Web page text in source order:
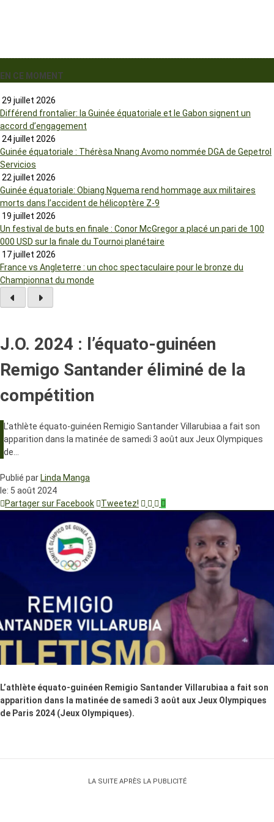
EN CE MOMENT
29 juillet 2026
Différend frontalier: la Guinée équatoriale et le Gabon signent un
accord d’engagement
24 juillet 2026
Guinée équatoriale : Thérèsa Nnang Avomo nommée DGA de Gepetrol
Servicios
22 juillet 2026
Guinée équatoriale: Obiang Nguema rend hommage aux militaires
morts dans l’accident de hélicoptère Z-9
19 juillet 2026
Un festival de buts en finale : Conor McGregor a placé un pari de 100
000 USD sur la finale du Tournoi planétaire
17 juillet 2026
France vs Angleterre : un choc spectaculaire pour le bronze du
Championnat du monde
J.O. 2024 : l’équato-guinéen
Remigo Santander éliminé de la
compétition
L'athlète équato-guinéen Remigio Santander Villarubiaa a fait son
apparition dans la matinée de samedi 3 août aux Jeux Olympiques
de…
Publié par Linda Manga
le: 5 août 2024
Partager sur Facebook
Tweetez!
L’athlète équato-guinéen Remigio Santander Villarubiaa a fait son
apparition dans la matinée de samedi 3 août aux Jeux Olympiques
de Paris 2024 (Jeux Olympiques).
LA SUITE APRÈS LA PUBLICITÉ